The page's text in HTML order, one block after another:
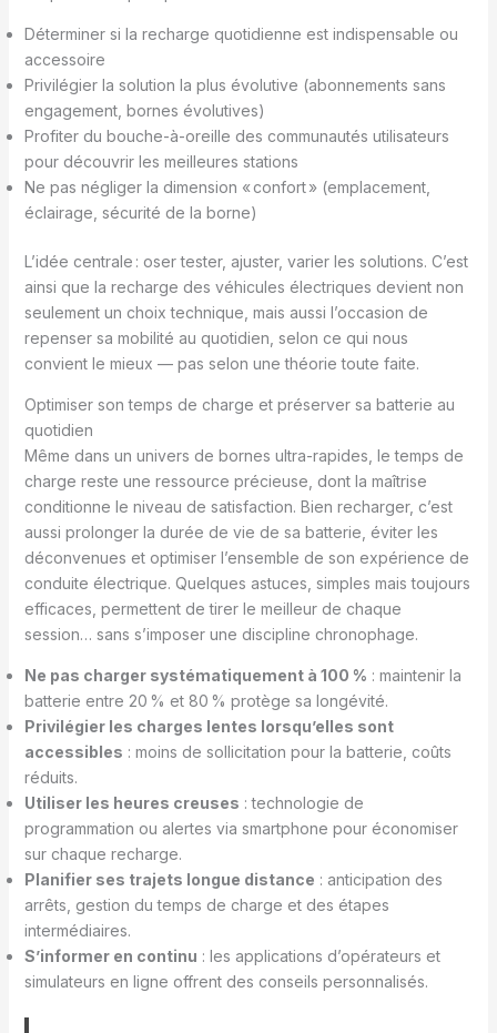
Déterminer si la recharge quotidienne est indispensable ou
accessoire
Privilégier la solution la plus évolutive (abonnements sans
engagement, bornes évolutives)
Profiter du bouche-à-oreille des communautés utilisateurs
pour découvrir les meilleures stations
Ne pas négliger la dimension « confort » (emplacement,
éclairage, sécurité de la borne)
L’idée centrale : oser tester, ajuster, varier les solutions. C’est
ainsi que la recharge des véhicules électriques devient non
seulement un choix technique, mais aussi l’occasion de
repenser sa mobilité au quotidien, selon ce qui nous
convient le mieux — pas selon une théorie toute faite.
Optimiser son temps de charge et préserver sa batterie au
quotidien
Même dans un univers de bornes ultra-rapides, le temps de
charge reste une ressource précieuse, dont la maîtrise
conditionne le niveau de satisfaction. Bien recharger, c’est
aussi prolonger la durée de vie de sa batterie, éviter les
déconvenues et optimiser l’ensemble de son expérience de
conduite électrique. Quelques astuces, simples mais toujours
efficaces, permettent de tirer le meilleur de chaque
session… sans s’imposer une discipline chronophage.
Ne pas charger systématiquement à 100 % : maintenir la
batterie entre 20 % et 80 % protège sa longévité.
Privilégier les charges lentes lorsqu’elles sont
accessibles : moins de sollicitation pour la batterie, coûts
réduits.
Utiliser les heures creuses : technologie de
programmation ou alertes via smartphone pour économiser
sur chaque recharge.
Planifier ses trajets longue distance : anticipation des
arrêts, gestion du temps de charge et des étapes
intermédiaires.
S’informer en continu : les applications d’opérateurs et
simulateurs en ligne offrent des conseils personnalisés.